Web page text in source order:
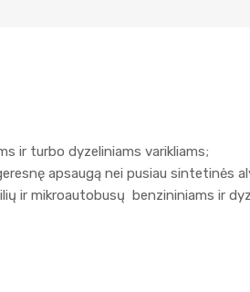
ir turbo dyzeliniams varikliams;
apsaugą nei pusiau sintetinės
ir mikroautobusų benzininiams ir